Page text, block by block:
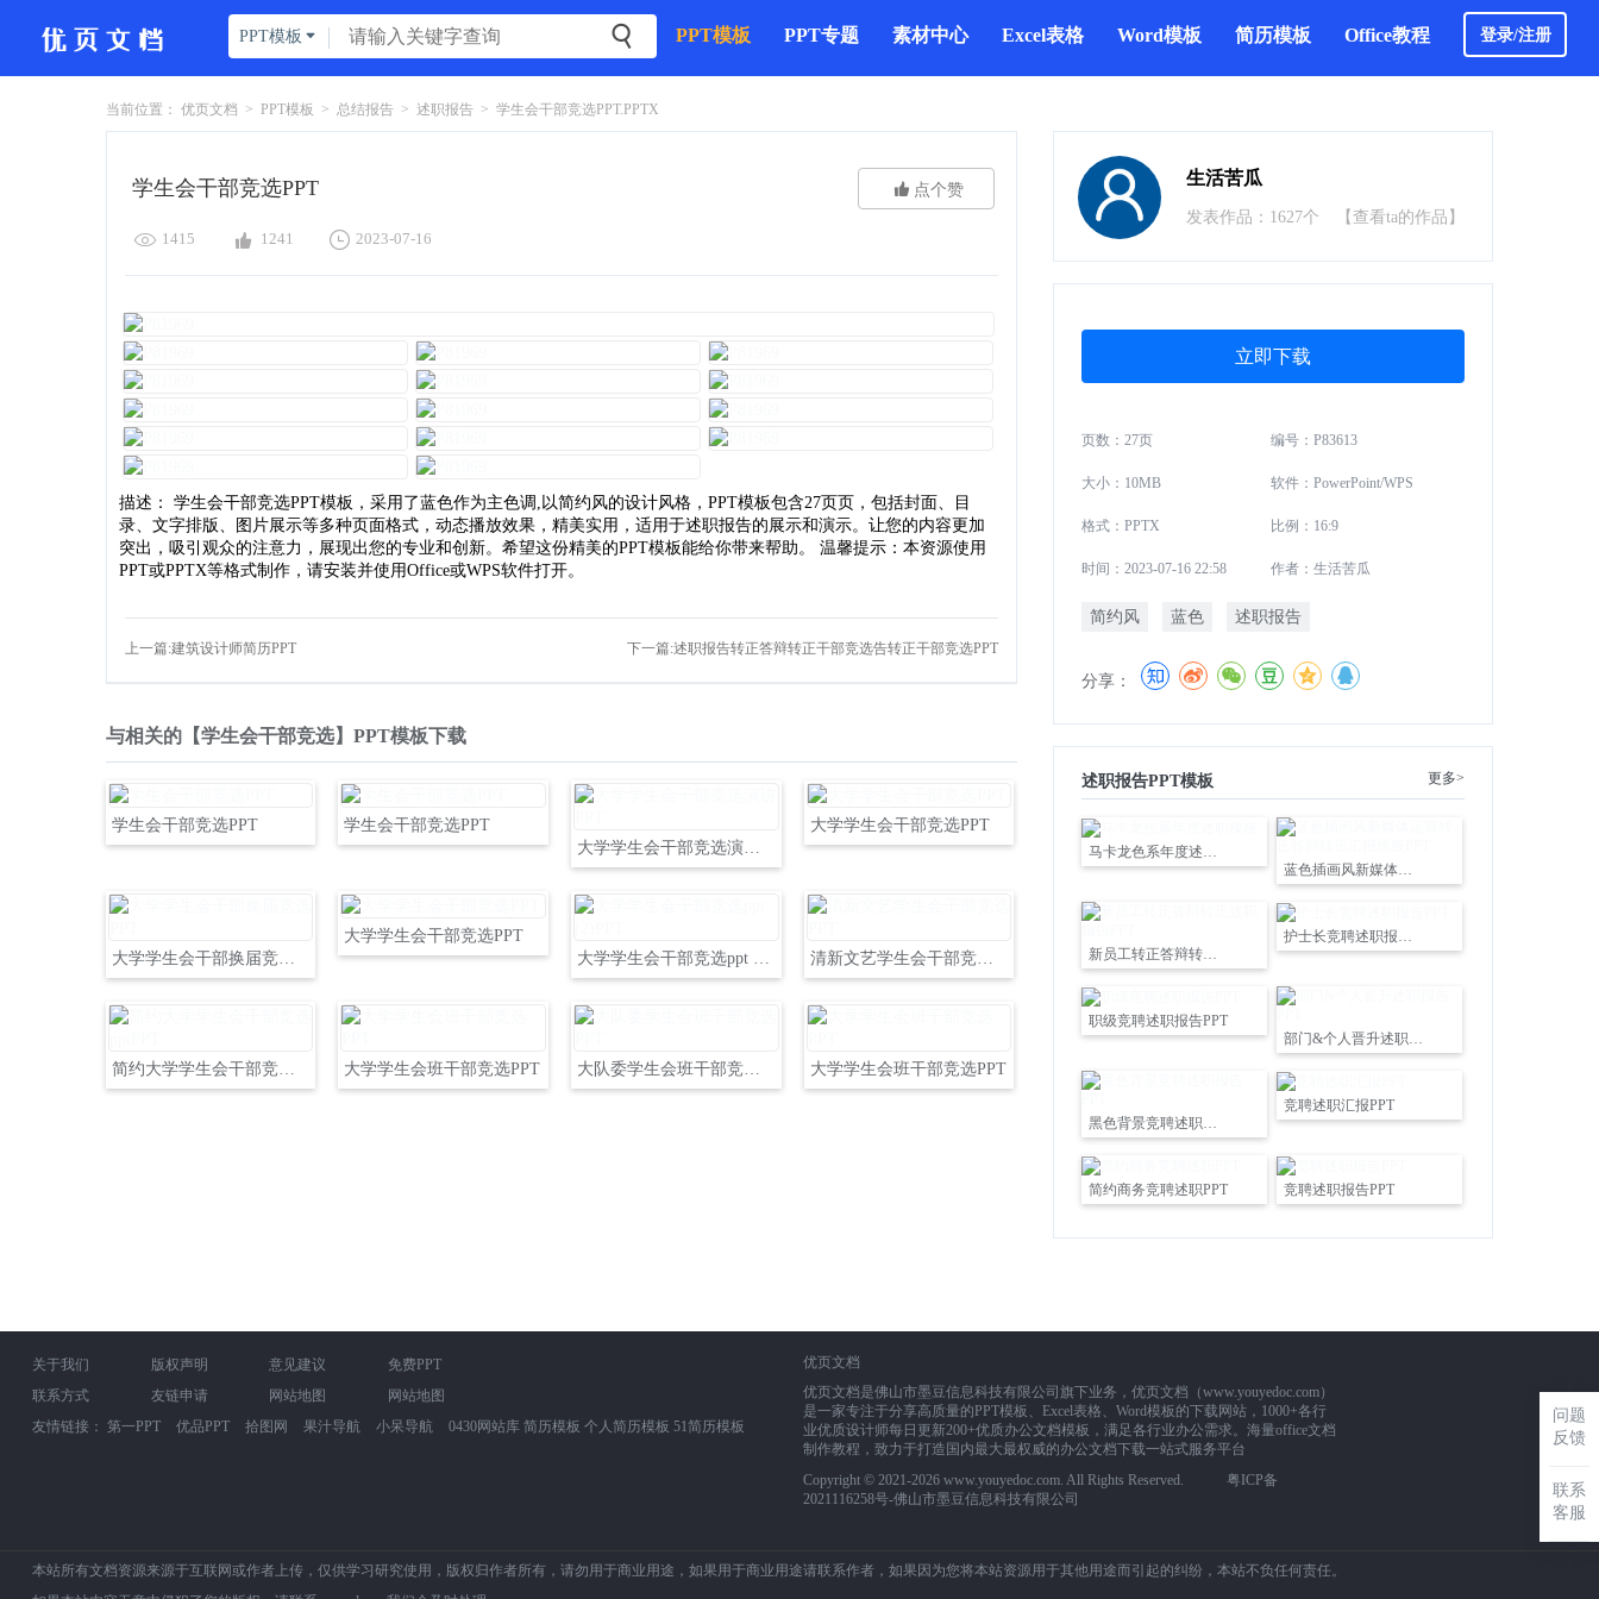
PPT模板   PPT模板 PPT专题 素材中心 Excel表格 Word模板 简历模板 Office教程 登录/注册
当前位置： 优页文档 > PPT模板 > 总结报告> 述职报告> 学生会干部竞选PPT.PPTX
学生会干部竞选PPT  点个赞
 1415  1241  2023-07-16
描述： 学生会干部竞选PPT模板，采用了蓝色作为主色调,以简约风的设计风格，PPT模板包含27页页，包括封面、目
录、文字排版、图片展示等多种页面格式，动态播放效果，精美实用，适用于述职报告的展示和演示。让您的内容更加
突出，吸引观众的注意力，展现出您的专业和创新。希望这份精美的PPT模板能给你带来帮助。 温馨提示：本资源使用
PPT或PPTX等格式制作，请安装并使用Office或WPS软件打开。
上一篇:建筑设计师简历PPT 下一篇:述职报告转正答辩转正干部竞选告转正干部竞选PPT
与相关的【学生会干部竞选】PPT模板下载
学生会干部竞选PPT
学生会干部竞选PPT
大学学生会干部竞选演讲PPT
大学学生会干部竞选PPT
大学学生会干部换届竞选PPT
大学学生会干部竞选PPT
大学学生会干部竞选ppt (2)PPT
清新文艺学生会干部竞选PPT
简约大学学生会干部竞选pptPPT 大学学生会班干部竞选PPT 大队委学生会班干部竞选PPT 大学学生会班干部竞选PPT
生活苦瓜
发表作品：1627个 【查看ta的作品】
立即下载
页数：27页 编号：P83613
大小：10MB 软件：PowerPoint/WPS
格式：PPTX 比例：16:9
时间：2023-07-16 22:58 作者：生活苦瓜
简约风 蓝色 述职报告
分享：
述职报告PPT模板 更多>
马卡龙色系年度述职模板
蓝色插画风新媒体运营转正答辩转正汇报模板PPT
新员工转正答辩转正述职报告PPT
护士长竞聘述职报告PPT
职级竞聘述职报告PPT
部门&个人晋升述职报告PPT
黑色背景竞聘述职报告PPT
竞聘述职汇报PPT
简约商务竞聘述职PPT 竞聘述职报告PPT
关于我们
联系方式
版权声明
友链申请
意见建议
网站地图
免费PPT
网站地图
友情链接： 第一PPT 优品PPT 拾图网 果汁导航 小呆导航 0430网站库 简历模板 个人简历模板 51简历模板
优页文档
优页文档是佛山市墨豆信息科技有限公司旗下业务，优页文档（www.youyedoc.com）
是一家专注于分享高质量的PPT模板、Excel表格、Word模板的下载网站，1000+各行
业优质设计师每日更新200+优质办公文档模板，满足各行业办公需求。海量office文档
制作教程，致力于打造国内最大最权威的办公文档下载一站式服务平台
Copyright © 2021-2026 www.youyedoc.com. All Rights Reserved. 粤ICP备
2021116258号-佛山市墨豆信息科技有限公司
本站所有文档资源来源于互联网或作者上传，仅供学习研究使用，版权归作者所有，请勿用于商业用途，如果用于商业用途请联系作者，如果因为您将本站资源用于其他用途而引起的纠纷，本站不负任何责任。
问题
反馈
联系
客服